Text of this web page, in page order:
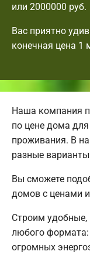
или 2000000 руб.
Вас приятно
конечная цена 1
Наша компания
по цене дома для
проживания. В
разные
Вы сможете
домов с ценами
Строим
любого
огромных